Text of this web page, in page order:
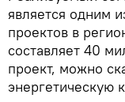
является одним
проектов в
составляет 40
проект, можно
энергетическую